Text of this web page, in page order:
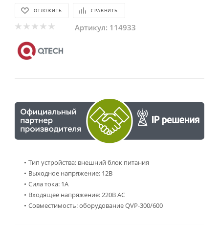
ОТЛОЖИТЬ СРАВНИТЬ
Артикул: 114933
Тип устройства: внешний блок питания
Выходное напряжение: 12В
Сила тока: 1А
Входящее напряжение: 220В AC
Совместимость: оборудование QVP-300/600